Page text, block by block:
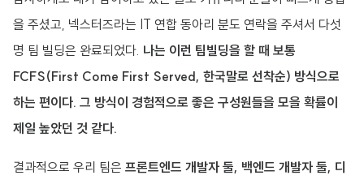
을 주셨고, 넥스터즈라는 IT 연합 동아리 분도 연락을 주셔서 다섯
명 팀 빌딩은 완료되었다. 나는 이런 팀빌딩을 할 때 보통
FCFS(First Come First Served, 한국말로 선착순) 방식으로
하는 편이다. 그 방식이 경험적으로 좋은 구성원들을 모을 확률이
제일 높았던 것 같다.
결과적으로 우리 팀은 프론트엔드 개발자 둘, 백엔드 개발자 둘, 디